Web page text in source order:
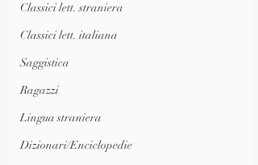
Classici lett. straniera
Classici lett. italiana
Saggistica
Ragazzi
Lingua straniera
Dizionari/Enciclopedie